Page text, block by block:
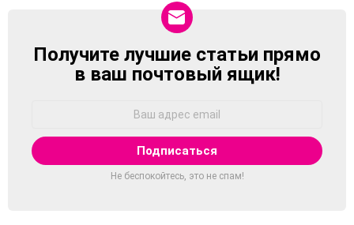
NEWSLETTER
Получите лучшие статьи прямо
в ваш почтовый ящик!
Не беспокойтесь, это не спам!